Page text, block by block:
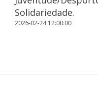
Solidariedade.
2026-02-24 12:00:00